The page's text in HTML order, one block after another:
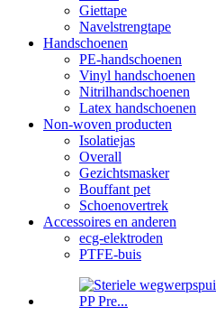
Giettape
Navelstrengtape
Handschoenen
PE-handschoenen
Vinyl handschoenen
Nitrilhandschoenen
Latex handschoenen
Non-woven producten
Isolatiejas
Overall
Gezichtsmasker
Bouffant pet
Schoenovertrek
Accessoires en anderen
ecg-elektroden
PTFE-buis